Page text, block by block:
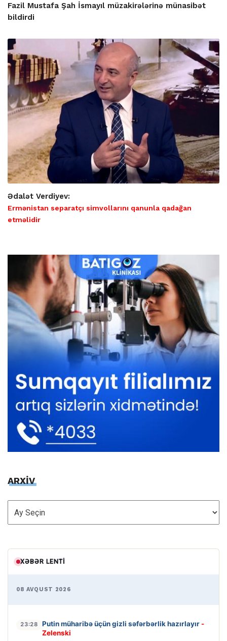
Fazil Mustafa Şah İsmayıl müzakirələrinə münasibət
bildirdi
Ədalət Verdiyev:
Ermənistan separatçı simvollarını qanunla qadağan
etməlidir
ARXİV
ARXİV
XƏBƏR LENTI
08 AVQUST 2026
23:28 Putin müharibə üçün gizli səfərbərlik hazırlayır -
Zelenski